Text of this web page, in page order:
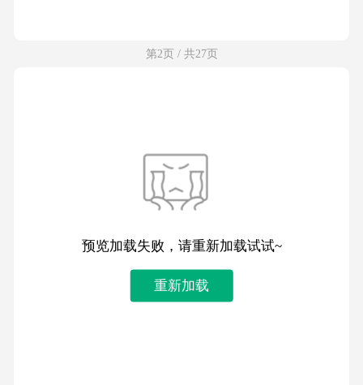
第2页 / 共27页
预览加载失败，请重新加载试试~
重新加载